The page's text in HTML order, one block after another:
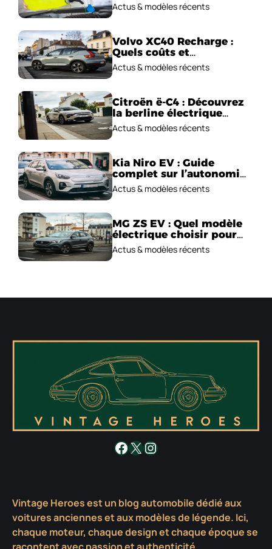
parfaite en voiture
Actus & modèles récents
Volvo XC40 Recharge :
Quels coûts et
performances
électriques ?
Actus & modèles récents
Citroën ë-C4 : Découvrez
la berline électrique
emblématique!
Actus & modèles récents
Kia Niro EV : Guide
complet sur l’autonomie
et le prix !
Actus & modèles récents
MG ZS EV : Quel modèle
électrique choisir pour
2026 ?
Actus & modèles récents
Facebook
X Instagram
Vintage Heroes est un blog automobile dédié aux
voitures anciennes et aux modèles de légende. Ici,
chaque moteur, chaque design et chaque époque se